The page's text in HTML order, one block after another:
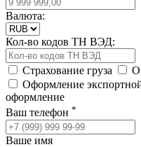
Валюта:
Кол-во кодов ТН ВЭД:
Страхование груза
Оформление
оформление
Ваш телефон *
Ваше имя